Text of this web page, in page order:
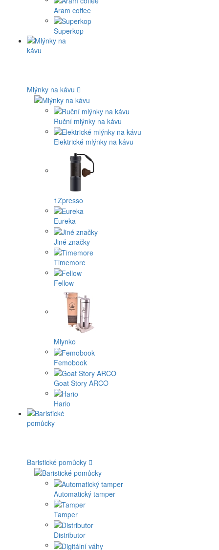
Aram coffee
Superkop
Mlýnky na kávu
Ruční mlýnky na kávu
Elektrické mlýnky na kávu
1Zpresso
Eureka
Jiné značky
Timemore
Fellow
Mlynko
Femobook
Goat Story ARCO
Hario
Baristické pomůcky
Automatický tamper
Tamper
Distributor